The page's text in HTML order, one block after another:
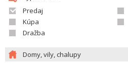
Predaj
Kúpa
Dražba
Domy, vily, chalupy